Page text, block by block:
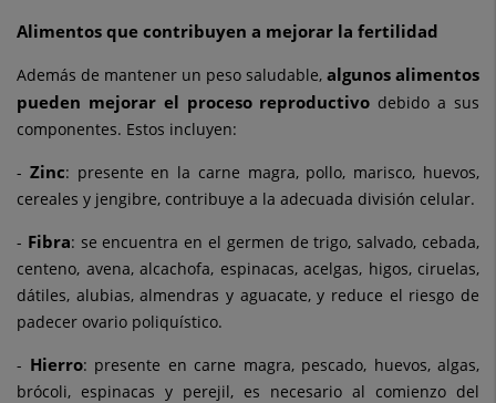
Alimentos que contribuyen a mejorar la fertilidad
Además de mantener un peso saludable, algunos alimentos
pueden mejorar el proceso reproductivo debido a sus
componentes. Estos incluyen:
- Zinc: presente en la carne magra, pollo, marisco, huevos,
cereales y jengibre, contribuye a la adecuada división celular.
- Fibra: se encuentra en el germen de trigo, salvado, cebada,
centeno, avena, alcachofa, espinacas, acelgas, higos, ciruelas,
dátiles, alubias, almendras y aguacate, y reduce el riesgo de
padecer ovario poliquístico.
- Hierro: presente en carne magra, pescado, huevos, algas,
brócoli, espinacas y perejil, es necesario al comienzo del